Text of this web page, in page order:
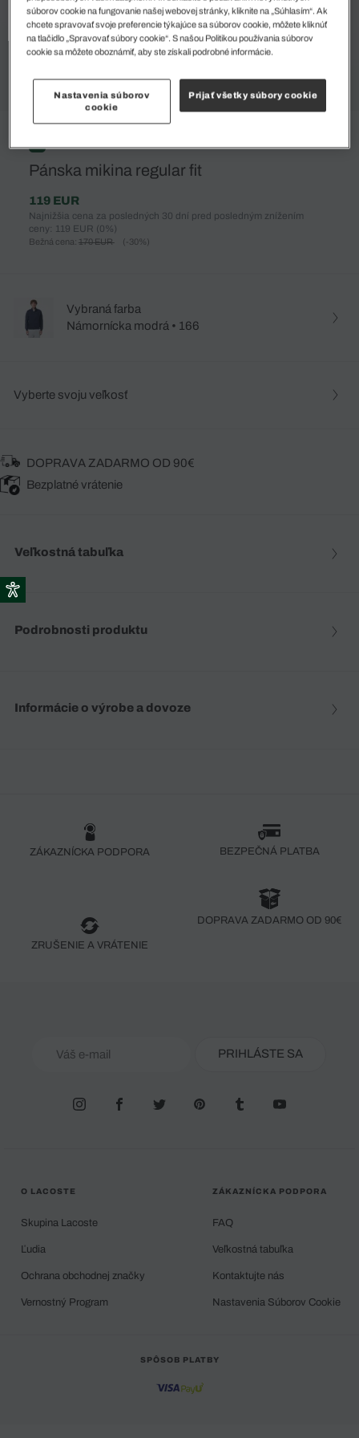
%
Pánska mikina regular fit
119 EUR
Najnižšia cena za posledných 30 dní pred posledným znížením
ceny: 119 EUR (0%)
Bežná cena: 170 EUR (-30%)
Vybraná farba
Námornícka modrá • 166
Vyberte svoju veľkosť
DOPRAVA ZADARMO OD 90€
Bezplatné vrátenie
Veľkostná tabuľka
Podrobnosti produktu
Informácie o výrobe a dovoze
ZÁKAZNÍCKA PODPORA BEZPEČNÁ PLATBA
ZRUŠENIE A VRÁTENIE
DOPRAVA ZADARMO OD 90€
PRIHLÁSTE SA
O LACOSTE
Skupina Lacoste
Ľudia
Ochrana obchodnej značky
Vernostný Program
ZÁKAZNÍCKA PODPORA
FAQ
Veľkostná tabuľka
Kontaktujte nás
Nastavenia Súborov Cookie
SPÔSOB PLATBY
súborov cookie na fungovanie našej webovej stránky, kliknite na „Súhlasím“. Ak
chcete spravovať svoje preferencie týkajúce sa súborov cookie, môžete kliknúť
na tlačidlo „Spravovať súbory cookie“. S našou Politikou používania súborov
cookie sa môžete oboznámiť, aby ste získali podrobné informácie.
Nastavenia súborov
cookie
Prijať všetky súbory cookie